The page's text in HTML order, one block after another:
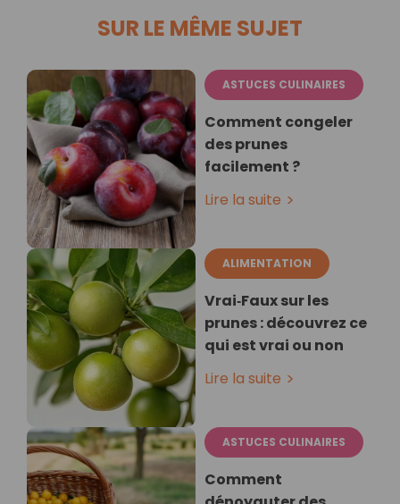
SUR LE MÊME SUJET
ASTUCES CULINAIRES
Comment congeler
des prunes
facilement ?
Lire la suite
ALIMENTATION
Vrai‑Faux sur les
prunes : découvrez ce
qui est vrai ou non
Lire la suite
ASTUCES CULINAIRES
Comment